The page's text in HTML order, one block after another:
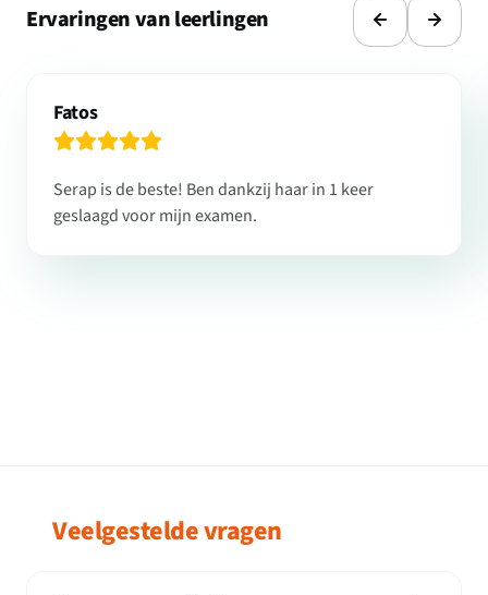
Ervaringen van leerlingen
Fatos
Serap is de beste! Ben dankzij haar in 1 keer
geslaagd voor mijn examen.
Veelgestelde vragen